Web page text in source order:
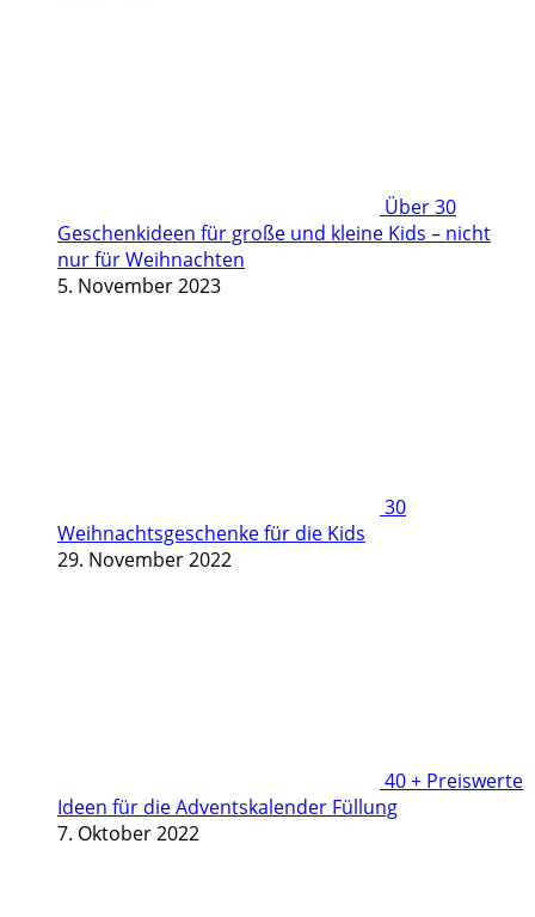
Über 30
Geschenkideen für große und kleine Kids – nicht
nur für Weihnachten
5. November 2023
30
Weihnachtsgeschenke für die Kids
29. November 2022
40 + Preiswerte
Ideen für die Adventskalender Füllung
7. Oktober 2022